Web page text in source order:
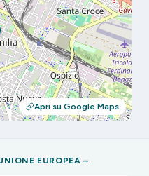
Apri su Google Maps
EUROPEA –